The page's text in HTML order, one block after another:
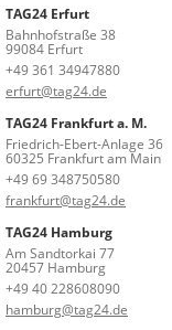
TAG24 Erfurt
Bahnhofstraße 38
99084 Erfurt
+49 361 34947880
erfurt@tag24.de
TAG24 Frankfurt a. M.
Friedrich-Ebert-Anlage 36
60325 Frankfurt am Main
+49 69 348750580
frankfurt@tag24.de
TAG24 Hamburg
Am Sandtorkai 77
20457 Hamburg
+49 40 228608090
hamburg@tag24.de